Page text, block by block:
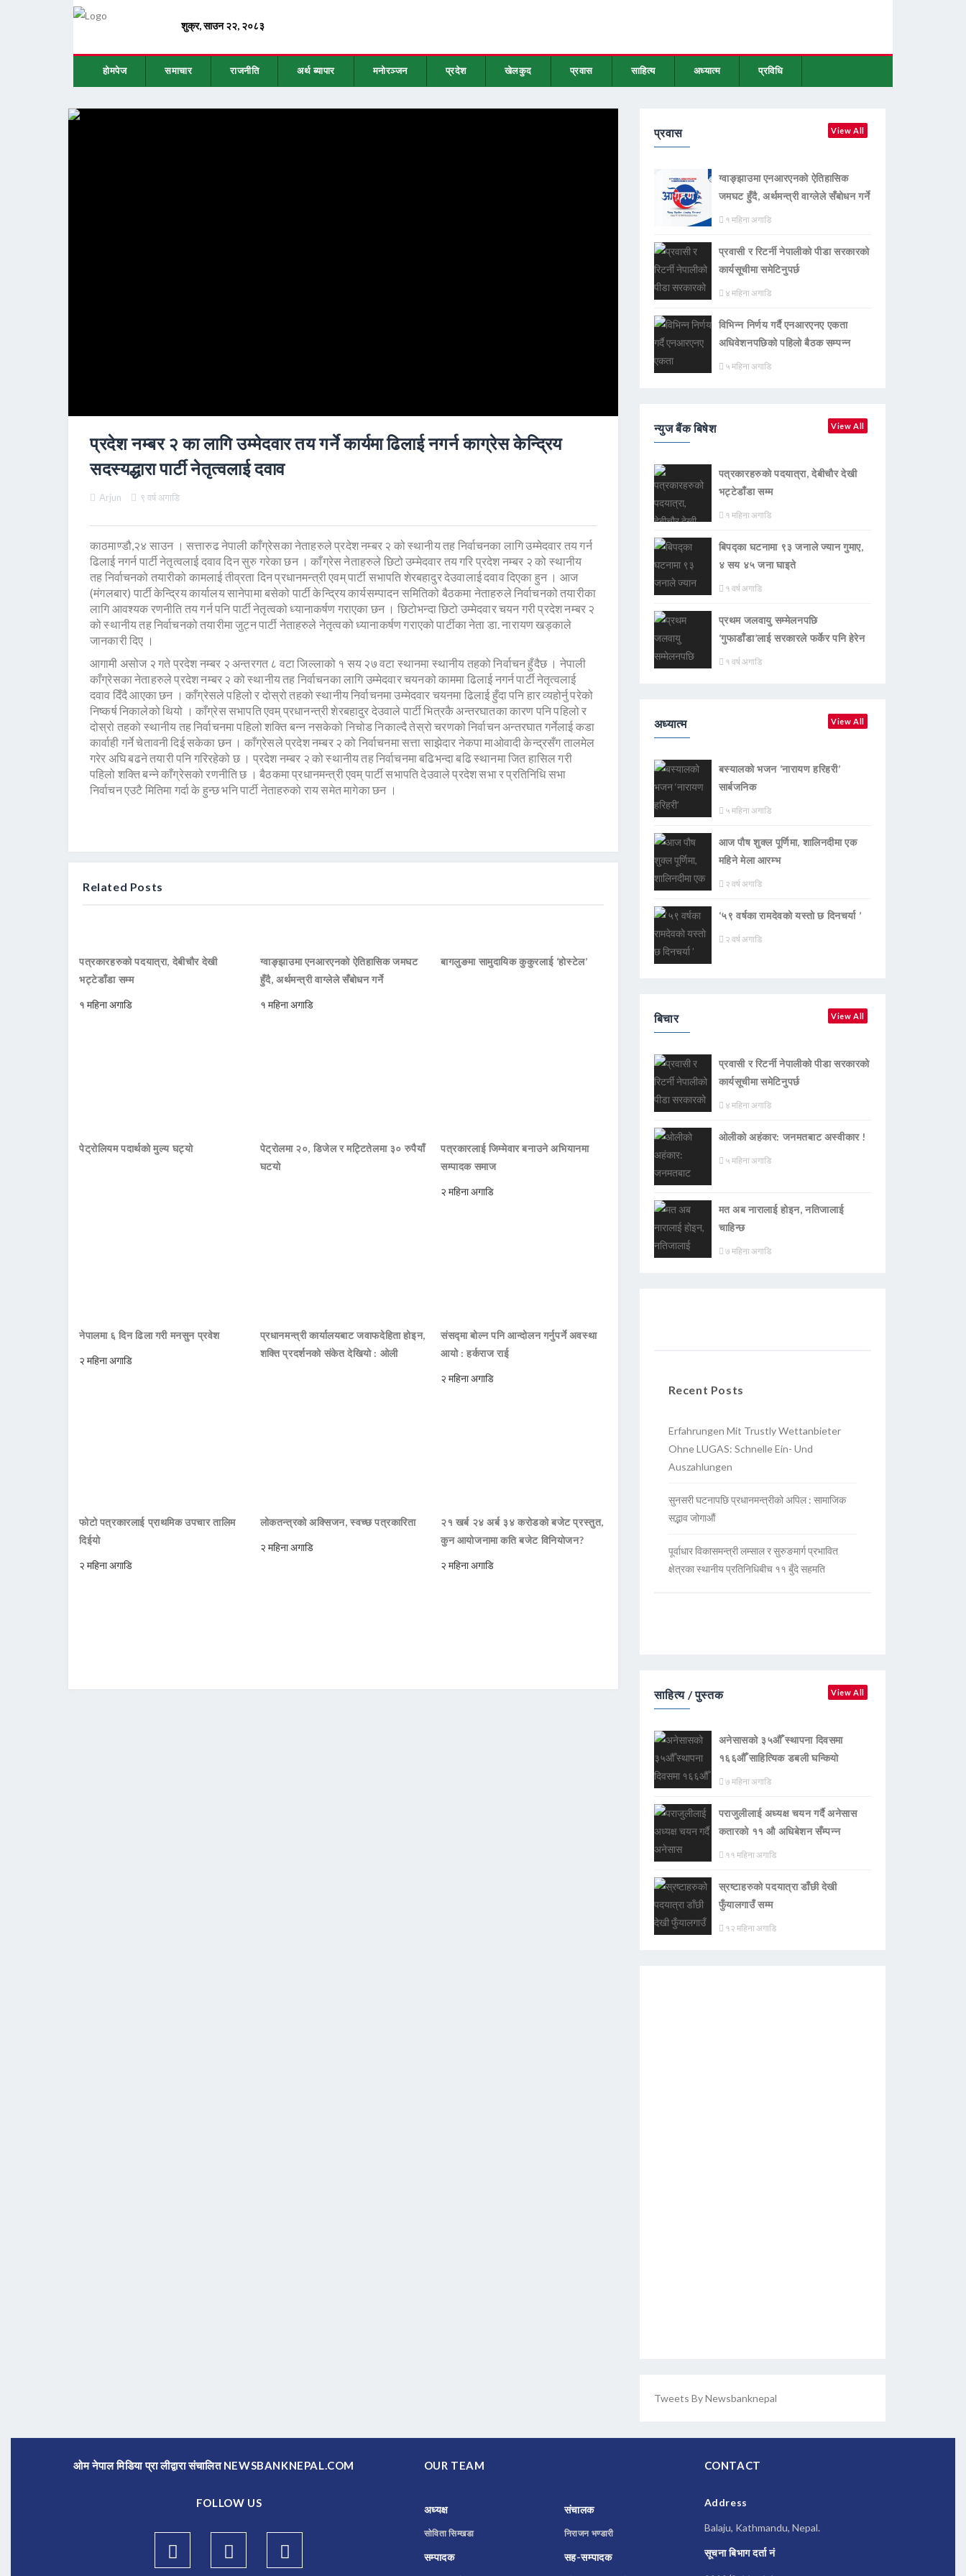
होमपेज समाचार राजनीति अर्थ ब्यापार मनोरञ्जन प्रदेश खेलकुद प्रवास साहित्य अध्यात्म प्रविधि
प्रदेश नम्बर २ का लागि उम्मेदवार तय गर्ने कार्यमा ढिलाई नगर्न काग्रेस केन्द्रिय
सदस्यद्धारा पार्टी नेतृत्वलाई दवाव
Arjun ९ वर्ष अगाडि
काठमाण्डौ,२४ साउन । सत्तारुढ नेपाली काँग्रेसका नेताहरुले प्रदेश नम्बर २ को स्थानीय तह निर्वाचनका लागि उम्मेदवार तय गर्न
ढिलाई नगर्न पार्टी नेतृत्वलाई दवाव दिन सुरु गरेका छन । काँग्रेस नेताहरुले छिटो उम्मेदवार तय गरि प्रदेश नम्बर २ को स्थानीय
तह निर्वाचनको तयारीको कामलाई तीव्रता दिन प्रधानमन्त्री एवम् पार्टी सभापति शेरबहादुर देउवालाई दवाव दिएका हुन । आज
(मंगलबार) पार्टी केन्द्रिय कार्यालय सानेपामा बसेको पार्टी केन्द्रिय कार्यसम्पादन समितिको बैठकमा नेताहरुले निर्वाचनको तयारीका
लागि आवश्यक रणनीति तय गर्न पनि पार्टी नेतृत्वको ध्यानाकर्षण गराएका छन । छिटोभन्दा छिटो उम्मेदवार चयन गरी प्रदेश नम्बर २
को स्थानीय तह निर्वाचनको तयारीमा जुट्न पार्टी नेताहरुले नेतृत्वको ध्यानाकर्षण गराएको पार्टीका नेता डा. नारायण खड्काले
जानकारी दिए ।
आगामी असोज २ गते प्रदेश नम्बर २ अन्तरगत ८ वटा जिल्लाको १ सय २७ वटा स्थानमा स्थानीय तहको निर्वाचन हुँदैछ । नेपाली
काँग्रेसका नेताहरुले प्रदेश नम्बर २ को स्थानीय तह निर्वाचनका लागि उम्मेदवार चयनको काममा ढिलाई नगर्न पार्टी नेतृत्वलाई
दवाव दिँदै आएका छन । काँग्रेसले पहिलो र दोस्रो तहको स्थानीय निर्वाचनमा उम्मेदवार चयनमा ढिलाई हुँदा पनि हार व्यहोर्नु परेको
निष्कर्ष निकालेको थियो । काँग्रेस सभापति एवम् प्रधानन्त्री शेरबहादुर देउवाले पार्टी भित्रकै अन्तरघातका कारण पनि पहिलो र
दोस्रो तहको स्थानीय तह निर्वाचनमा पहिलो शक्ति बन्न नसकेको निचोड निकाल्दै तेस्रो चरणको निर्वाचन अन्तरघात गर्नेलाई कडा
कार्वाही गर्ने चेतावनी दिई सकेका छन । काँग्रेसले प्रदेश नम्बर २ को निर्वाचनमा सत्ता साझेदार नेकपा माओवादी केन्द्रसँग तालमेल
गरेर अघि बढने तयारी पनि गरिरहेको छ । प्रदेश नम्बर २ को स्थानीय तह निर्वाचनमा बढिभन्दा बढि स्थानमा जित हासिल गरी
पहिलो शक्ति बन्ने काँग्रेसको रणनीति छ । बैठकमा प्रधानमन्त्री एवम् पार्टी सभापति देउवाले प्रदेश सभा र प्रतिनिधि सभा
निर्वाचन एउटै मितिमा गर्दा के हुन्छ भनि पार्टी नेताहरुको राय समेत मागेका छन ।
Related Posts
पत्रकारहरुको पदयात्रा, देबीचौर देखी
भट्टेडाँडा सम्म
१ महिना अगाडि
ग्वाङ्झाउमा एनआरएनको ऐतिहासिक जमघट
हुँदै, अर्थमन्त्री वाग्लेले सँबोधन गर्ने
१ महिना अगाडि
बागलुङमा सामुदायिक कुकुरलाई ‘होस्टेल’
पेट्रोलियम पदार्थको मुल्य घट्यो
पेट्रोलमा २०, डिजेल र मट्टितेलमा ३० रुपैयाँ
घटयो
पत्रकारलाई जिम्मेवार बनाउने अभियानमा
सम्पादक समाज
२ महिना अगाडि
नेपालमा ६ दिन ढिला गरी मनसुन प्रवेश
२ महिना अगाडि
प्रधानमन्त्री कार्यालयबाट जवाफदेहिता होइन,
शक्ति प्रदर्शनको संकेत देखियो : ओली
संसद्मा बोल्न पनि आन्दोलन गर्नुपर्ने अवस्था
आयो : हर्कराज राई
२ महिना अगाडि
फोटो पत्रकारलाई प्राथमिक उपचार तालिम
दिईयो
२ महिना अगाडि
लोकतन्त्रको अक्सिजन, स्वच्छ पत्रकारिता
२ महिना अगाडि
२१ खर्ब २४ अर्ब ३४ करोडको बजेट प्रस्तुत,
कुन आयोजनामा कति बजेट विनियोजन?
२ महिना अगाडि
प्रवास View All
ग्वाङ्झाउमा एनआरएनको ऐतिहासिक
जमघट हुँदै, अर्थमन्त्री वाग्लेले सँबोधन गर्ने
१ महिना अगाडि
प्रवासी र रिटर्नी नेपालीको पीडा सरकारको
कार्यसूचीमा समेटिनुपर्छ
४ महिना अगाडि
विभिन्न निर्णय गर्दै एनआरएनए एकता
अधिवेशनपछिको पहिलो बैठक सम्पन्न
५ महिना अगाडि
न्युज बैंक बिषेश View All
पत्रकारहरुको पदयात्रा, देबीचौर देखी
भट्टेडाँडा सम्म
१ महिना अगाडि
बिपद्का घटनामा ९३ जनाले ज्यान गुमाए,
४ सय ४५ जना घाइते
१ वर्ष अगाडि
प्रथम जलवायु सम्मेलनपछि
‘गुफाडाँडा’लाई सरकारले फर्केर पनि हेरेन
१ वर्ष अगाडि
अध्यात्म View All
बस्यालको भजन ‘नारायण हरिहरी’
सार्बजनिक
५ महिना अगाडि
आज पौष शुक्ल पूर्णिमा, शालिनदीमा एक
महिने मेला आरम्भ
२ वर्ष अगाडि
‘५९ वर्षका रामदेवकाे यस्ताे छ दिनचर्या ’
२ वर्ष अगाडि
बिचार View All
प्रवासी र रिटर्नी नेपालीको पीडा सरकारको
कार्यसूचीमा समेटिनुपर्छ
४ महिना अगाडि
ओलीको अहंकार: जनमतबाट अस्वीकार !
५ महिना अगाडि
मत अब नारालाई होइन, नतिजालाई
चाहिन्छ
७ महिना अगाडि
Recent Posts
Erfahrungen Mit Trustly Wettanbieter
Ohne LUGAS: Schnelle Ein- Und
Auszahlungen
सुनसरी घटनापछि प्रधानमन्त्रीको अपिल : सामाजिक
सद्भाव जोगाऔं
पूर्वाधार विकासमन्त्री लम्साल र सुरुङमार्ग प्रभावित
क्षेत्रका स्थानीय प्रतिनिधिबीच ११ बुँदे सहमति
साहित्य / पुस्तक View All
अनेसासको ३५औँ स्थापना दिवसमा
१६६औँ साहित्यिक डबली घन्कियाे
७ महिना अगाडि
पराजुलीलाई अध्यक्ष चयन गर्दै अनेसास
कतारको ११ औ अधिबेशन सँम्पन्न
११ महिना अगाडि
स्रष्टाहरुको पदयात्रा डाँछी देखी
फुँयालगाउँ सम्म
१२ महिना अगाडि
Tweets By Newsbanknepal
ओम नेपाल मिडिया प्रा लीद्वारा संचालित NEWSBANKNEPAL.COM
FOLLOW US
OUR TEAM
अध्यक्ष
सोविता सिम्खडा
सम्पादक
संचालक
निराजन भण्डारी
सह-सम्पादक
CONTACT
Address
Balaju, Kathmandu, Nepal.
सूचना बिभाग दर्ता नं